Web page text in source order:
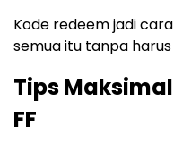
Kode redeem jadi
semua itu tanpa
Tips
FF